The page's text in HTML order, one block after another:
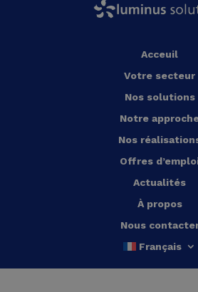
Acceuil
Votre secteur
Nos solutions
Notre
Nos
Offres
Actualités
À propos
Nous
Français